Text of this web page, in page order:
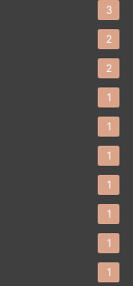
3
2
2
1
1
1
1
1
1
1